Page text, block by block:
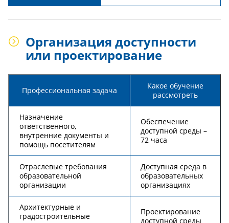
Организация доступности
или проектирование
Профессиональная задача
Какое обучение
рассмотреть
Назначение
ответственного,
внутренние документы и
помощь посетителям
Обеспечение
доступной среды –
72 часа
Отраслевые требования
образовательной
организации
Доступная среда в
образовательных
организациях
Архитектурные и
градостроительные
Проектирование
доступной среды